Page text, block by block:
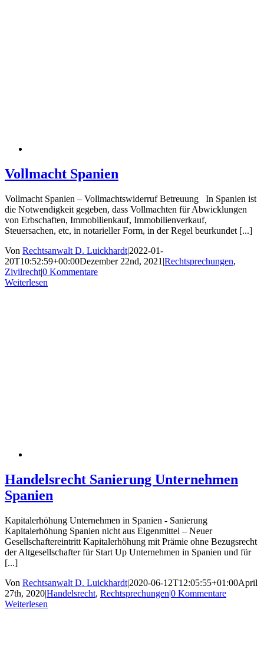
Vollmacht Spanien
Vollmacht Spanien – Vollmachtswiderruf Betreuung In Spanien ist
die Notwendigkeit gegeben, dass Vollmachten für Abwicklungen
von Erbschaften, Immobilienkauf, Immobilienverkauf,
Steuersachen, etc, in notarieller Form, in der Regel beurkundet [...]
Von Rechtsanwalt D. Luickhardt|2022-01-
20T10:52:59+00:00Dezember 22nd, 2021 |Rechtsprechungen,
Zivilrecht|0 Kommentare
Weiterlesen
Handelsrecht Sanierung Unternehmen
Spanien
Kapitalerhöhung Unternehmen in Spanien - Sanierung
Kapitalerhöhung Spanien nicht aus Eigenmittel – Neuer
Gesellschaftereintritt Kapitalerhöhung mit Prämie ohne Bezugsrecht
der Altgesellschafter für Start Up Unternehmen in Spanien und für
[...]
Von Rechtsanwalt D. Luickhardt|2020-06-12T12:05:55+01:00April
27th, 2020|Handelsrecht, Rechtsprechungen|0 Kommentare
Weiterlesen